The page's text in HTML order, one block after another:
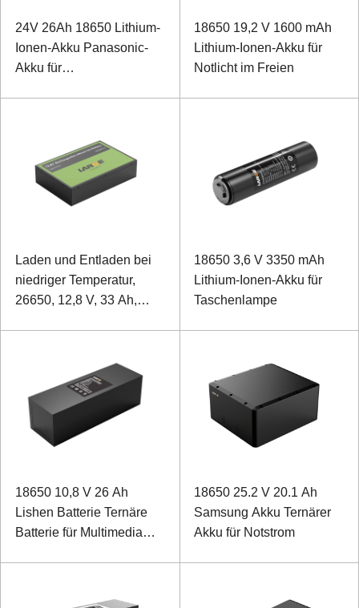
24V 26Ah 18650 Lithium-
Ionen-Akku Panasonic-
Akku für
18650 19,2 V 1600 mAh
Lithium-Ionen-Akku für
Notlicht im Freien
Laden und Entladen bei
niedriger Temperatur,
26650, 12,8 V, 33 Ah,
18650 3,6 V 3350 mAh
Lithium-Ionen-Akku für
Taschenlampe
18650 10,8 V 26 Ah
Lishen Batterie Ternäre
Batterie für Multimedia
18650 25.2 V 20.1 Ah
Samsung Akku Ternärer
Akku für Notstrom